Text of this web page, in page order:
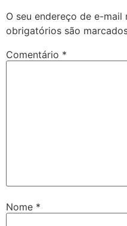
O seu endereço de e-mail
obrigatórios são
Comentário *
Nome *